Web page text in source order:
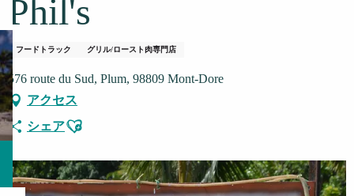
Phil's
フードトラック グリル/ロースト肉専門店
576 route du Sud, Plum, 98809 Mont-Dore
アクセス
シェアAjouter aux favoris